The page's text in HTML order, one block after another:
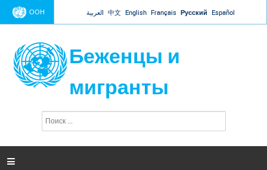
Jump to navigation
ООН العربية 中文 English Français Русский Español
Беженцы и
мигранты
и
